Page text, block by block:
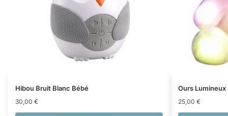
Hibou Bruit Blanc Bébé
30,00 €
Ours Lumineux
25,00 €